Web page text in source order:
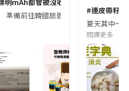
準備前往韓國旅遊的民眾，近期要
#連皮帶籽
夏天其中一
閱讀更多